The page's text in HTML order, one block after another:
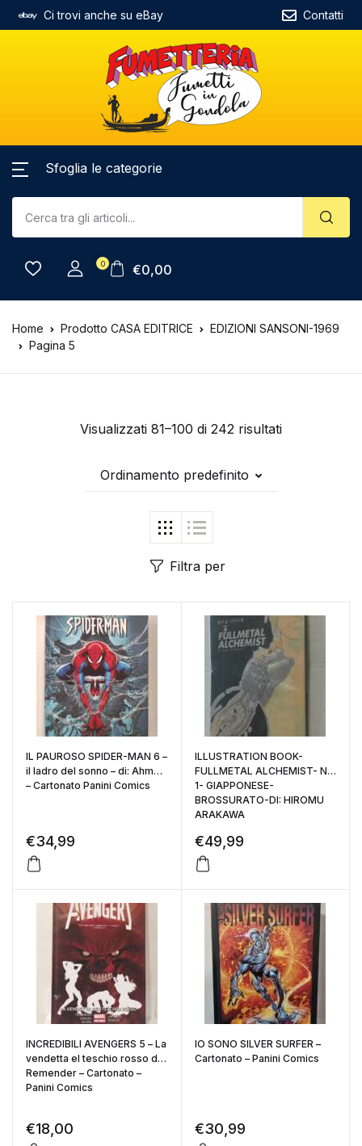
Ci trovi anche su eBay Contatti
Sfoglia le categorie
0 €0,00
Home Prodotto CASA EDITRICE
EDIZIONI SANSONI-1969
Pagina 5
Visualizzati 81–100 di 242 risultati
Ordinamento predefinito
Filtra per
IL PAUROSO SPIDER-MAN 6 –
il ladro del sonno – di: Ahmed
– Cartonato Panini Comics
€34,99
ILLUSTRATION BOOK-
FULLMETAL ALCHEMIST- N°
1- GIAPPONESE-
BROSSURATO-DI: HIROMU
ARAKAWA
€49,99
INCREDIBILI AVENGERS 5 – La
vendetta el teschio rosso di:
Remender – Cartonato –
Panini Comics
€18,00
IO SONO SILVER SURFER –
Cartonato – Panini Comics
€30,99